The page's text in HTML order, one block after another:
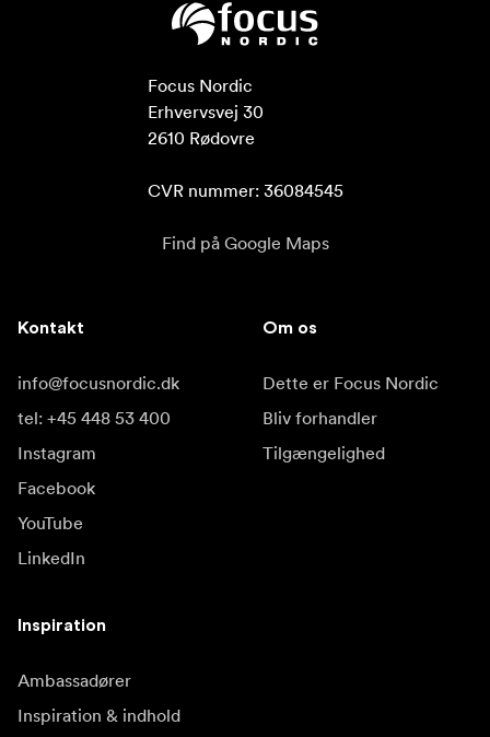
Focus Nordic
Erhvervsvej 30
2610 Rødovre
CVR nummer: 36084545
Find på Google Maps
Kontakt
info@focusnordic.dk
tel: +45 448 53 400
Instagram
Facebook
YouTube
LinkedIn
Om os
Dette er Focus Nordic
Bliv forhandler
Tilgængelighed
Inspiration
Ambassadører
Inspiration & indhold